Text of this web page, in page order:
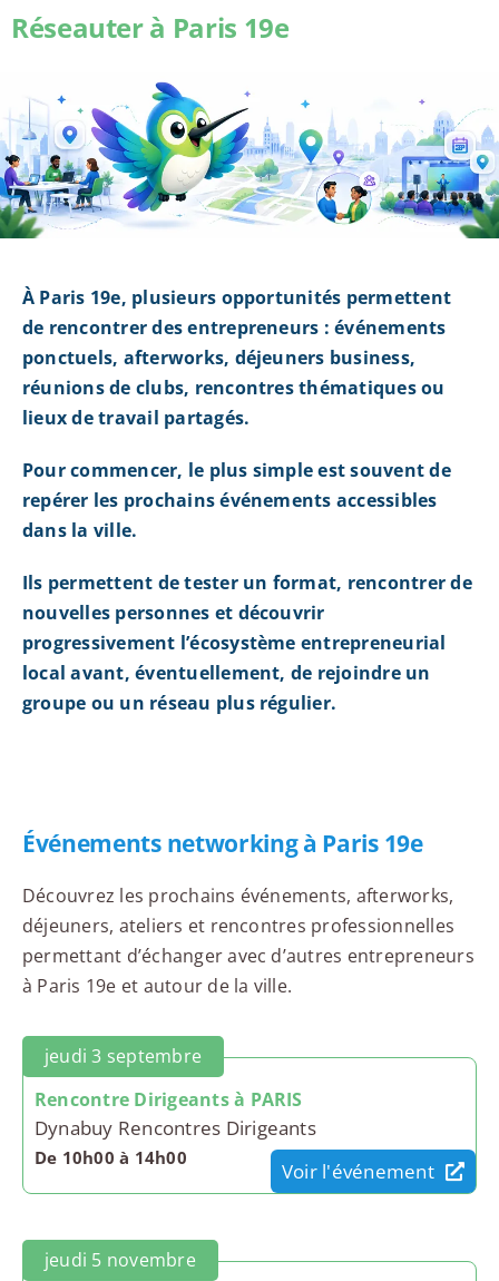
Réseauter à Paris 19e
À Paris 19e, plusieurs opportunités permettent
de rencontrer des entrepreneurs : événements
ponctuels, afterworks, déjeuners business,
réunions de clubs, rencontres thématiques ou
lieux de travail partagés.
Pour commencer, le plus simple est souvent de
repérer les prochains événements accessibles
dans la ville.
Ils permettent de tester un format, rencontrer de
nouvelles personnes et découvrir
progressivement l’écosystème entrepreneurial
local avant, éventuellement, de rejoindre un
groupe ou un réseau plus régulier.
Événements networking à Paris 19e
Découvrez les prochains événements, afterworks,
déjeuners, ateliers et rencontres professionnelles
permettant d’échanger avec d’autres entrepreneurs
à Paris 19e et autour de la ville.
jeudi 3 septembre
Rencontre Dirigeants à PARIS
Dynabuy Rencontres Dirigeants
De 10h00 à 14h00
Voir l'événement
jeudi 5 novembre